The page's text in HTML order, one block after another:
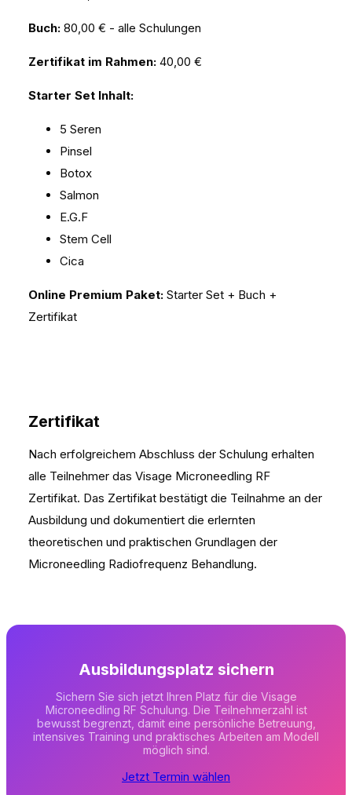
Buch: 80,00 € - alle Schulungen
Zertifikat im Rahmen: 40,00 €
Starter Set Inhalt:
5 Seren
Pinsel
Botox
Salmon
E.G.F
Stem Cell
Cica
Online Premium Paket: Starter Set + Buch +
Zertifikat
Zertifikat
Nach erfolgreichem Abschluss der Schulung erhalten
alle Teilnehmer das Visage Microneedling RF
Zertifikat. Das Zertifikat bestätigt die Teilnahme an der
Ausbildung und dokumentiert die erlernten
theoretischen und praktischen Grundlagen der
Microneedling Radiofrequenz Behandlung.
Ausbildungsplatz sichern
Sichern Sie sich jetzt Ihren Platz für die Visage
Microneedling RF Schulung. Die Teilnehmerzahl ist
bewusst begrenzt, damit eine persönliche Betreuung,
intensives Training und praktisches Arbeiten am Modell
möglich sind.
Jetzt Termin wählen